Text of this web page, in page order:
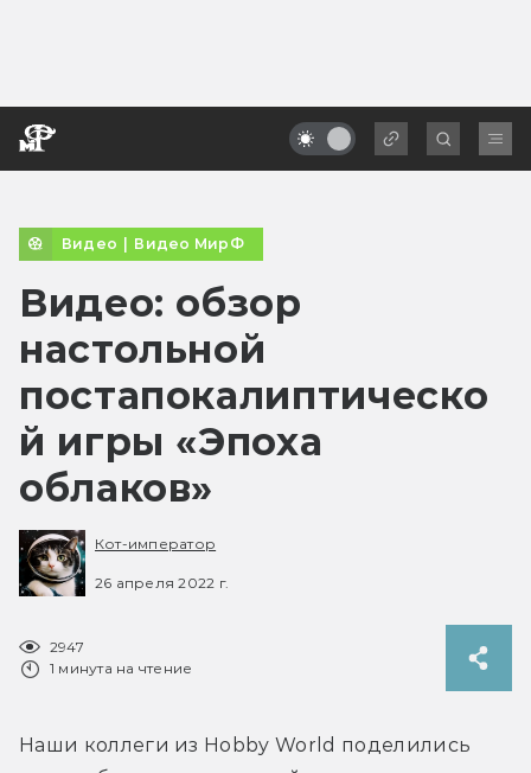
Видео | Видео МирФ
Видео: обзор
настольной
постапокалиптическо
й игры «Эпоха
облаков»
Кот-император
26 апреля 2022 г.
2947
1 минута на чтение
Наши коллеги из Hobby World поделились